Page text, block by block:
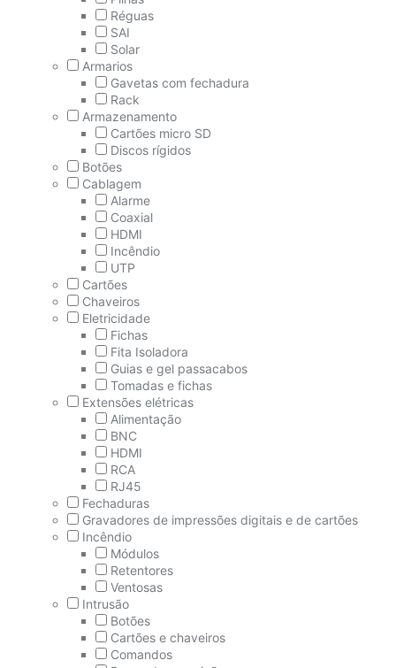
Réguas
SAI
Solar
Armarios
Gavetas com fechadura
Rack
Armazenamento
Cartões micro SD
Discos rígidos
Botões
Cablagem
Alarme
Coaxial
HDMI
Incêndio
UTP
Cartões
Chaveiros
Eletricidade
Fichas
Fita Isoladora
Guias e gel passacabos
Tomadas e fichas
Extensões elétricas
Alimentação
BNC
HDMI
RCA
RJ45
Fechaduras
Gravadores de impressões digitais e de cartões
Incêndio
Módulos
Retentores
Ventosas
Intrusão
Botões
Cartões e chaveiros
Comandos